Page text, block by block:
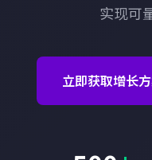
实现可
立即获取增长